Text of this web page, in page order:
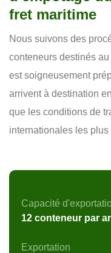
fret maritime
Nous suivons des
conteneurs destinés
est soigneusement
arrivent à destination
que les conditions de
internationales les plus
Capacité
12 conteneur par
Exportation